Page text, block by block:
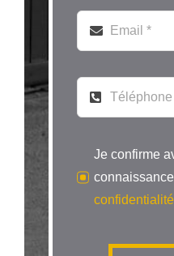
Je confirme
confidentialité